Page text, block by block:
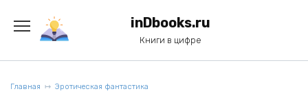
содержанию
inDbooks.ru
Книги в цифре
Главная Эротическая фантастика